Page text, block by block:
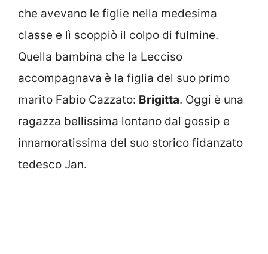
che avevano le figlie nella medesima
classe e lì scoppiò il colpo di fulmine.
Quella bambina che la Lecciso
accompagnava è la figlia del suo primo
marito Fabio Cazzato: Brigitta. Oggi è una
ragazza bellissima lontano dal gossip e
innamoratissima del suo storico fidanzato
tedesco Jan.